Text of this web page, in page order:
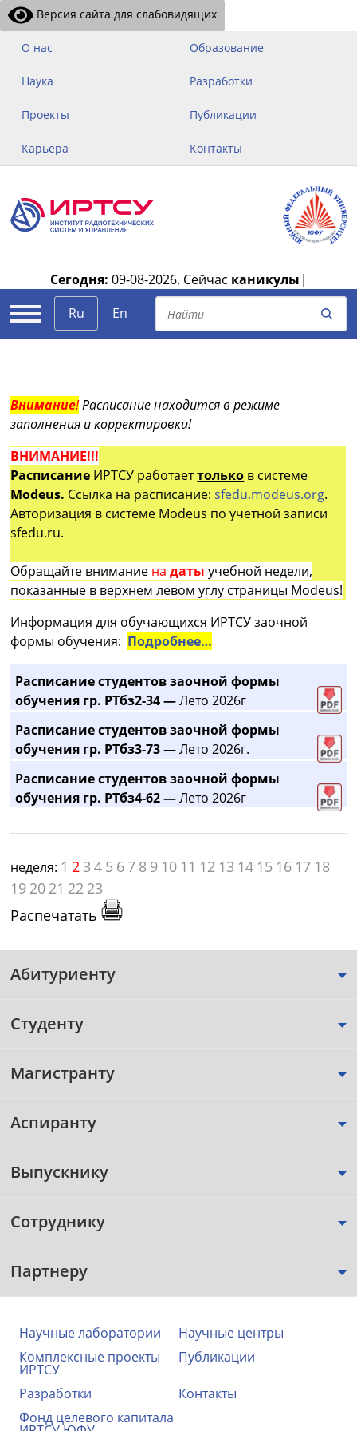
Версия сайта для слабовидящих
О нас Образование
Наука Разработки
Проекты Публикации
Карьера Контакты
Сегодня: 09-08-2026. Сейчас каникулы |
Ru
En
Внимание!Расписание находится в режиме
заполнения и корректировки!
ВНИМАНИЕ!!!
Расписание ИРТСУ работаеттолько в системе
Modeus. Ссылка на расписание:sfedu.modeus.org.
Авторизация в системе Modeus по учетной записи
sfedu.ru.
Обращайте внимание на датыучебной недели,
показанные в верхнем левом углу страницы Modeus!
Информация для обучающихся ИРТСУ заочной
формы обучения: Подробнее…
Расписание студентов заочной формы
обучения гр. РТбз2-34 —Лето 2026г
Расписание студентов заочной формы
обучения гр. РТбз3-73 —Лето 2026г.
Расписание студентов заочной формы
обучения гр. РТбз4-62 —Лето 2026г
неделя: 1 2 3 4 5 6 7 8 9 10 11 12 13 14 15 16 17 18
19 20 21 22 23
Распечатать
Абитуриенту
Студенту
Магистранту
Аспиранту
Выпускнику
Сотруднику
Партнеру
Научные лаборатории
Научные центры
Комплексные проекты
ИРТСУ
Публикации
Разработки
Контакты
Фонд целевого капитала